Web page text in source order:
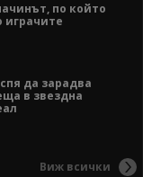
по който
играчите
да зарадва
в звездна
Виж всички